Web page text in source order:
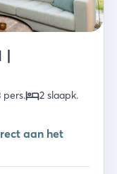
|
pers. 2 slaapk.
aan het